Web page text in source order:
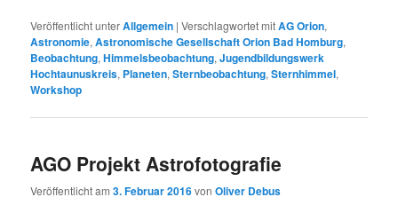
Veröffentlicht unterAllgemein |Verschlagwortet mitAG Orion,
Astronomie,Astronomische Gesellschaft Orion Bad Homburg,
Beobachtung,Himmelsbeobachtung,Jugendbildungswerk
Hochtaunuskreis, Planeten,Sternbeobachtung,Sternhimmel,
Workshop
AGO Projekt Astrofotografie
Veröffentlicht am3. Februar 2016vonOliver Debus